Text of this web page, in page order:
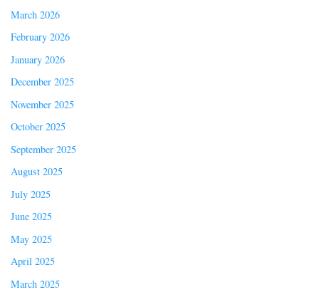
March 2026
February 2026
January 2026
December 2025
November 2025
October 2025
September 2025
August 2025
July 2025
June 2025
May 2025
April 2025
March 2025